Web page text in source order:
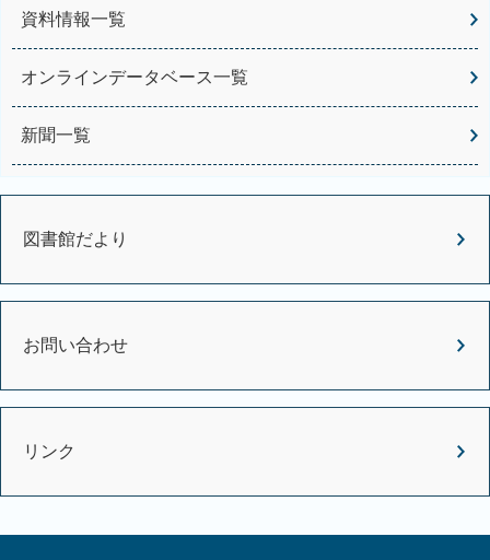
資料情報一覧
オンラインデータベース一覧
新聞一覧
図書館だより
お問い合わせ
リンク